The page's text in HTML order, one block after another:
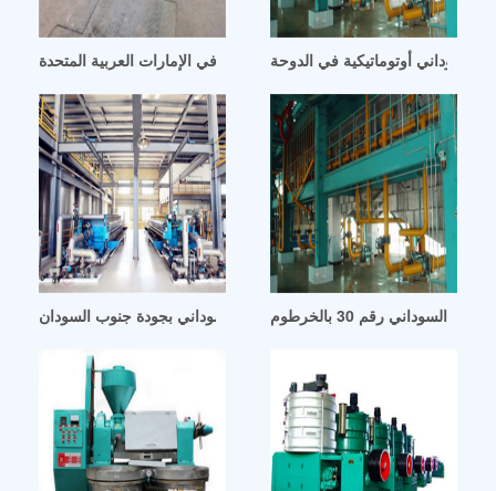
زيت الفول السوداني الموفرة للطاقة في الإمارات العربية المتحدة
السوداني أوتوماتيكية في الدوحة
آلات إنتاج زيت الفول السوداني بجودة جنوب السودانرقم 30 بالخرطوم